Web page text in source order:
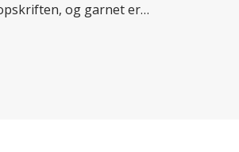
og garnet er…